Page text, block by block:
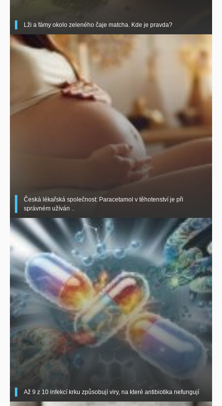
Lži a fámy okolo zeleného čaje matcha. Kde je pravda?
Česká lékařská společnost: Paracetamol v těhotenství je při
správném užíván ..
Až 9 z 10 infekcí krku způsobují viry, na které antibiotika nefungují